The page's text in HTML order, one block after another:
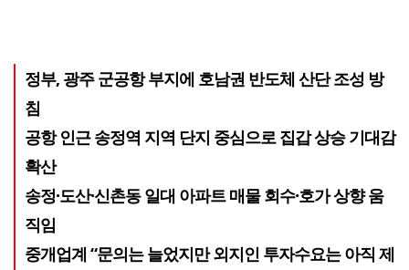
정부, 광주 군공항 부지에 호남권 반도체 산단 조성 방
침
공항 인근 송정역 지역 단지 중심으로 집갑 상승 기대감
확산
송정·도산·신촌동 일대 아파트 매물 회수·호가 상향 움
직임
중개업계 “문의는 늘었지만 외지인 투자수요는 아직 제